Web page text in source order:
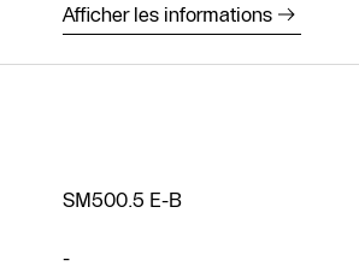
Afficher les informations
SM500.5 E-B
-